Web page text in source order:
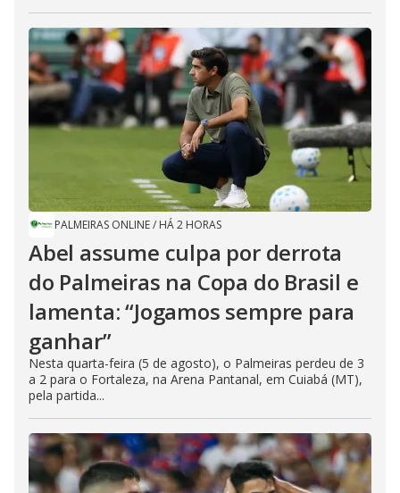
PALMEIRAS ONLINE/ HÁ 2 HORAS
Abel assume culpa por derrota
do Palmeiras na Copa do Brasil e
lamenta: “Jogamos sempre para
ganhar”
Nesta quarta-feira (5 de agosto), o Palmeiras perdeu de 3
a 2 para o Fortaleza, na Arena Pantanal, em Cuiabá (MT),
pela partida...